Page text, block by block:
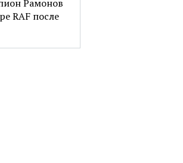
Рамонов
RAF после